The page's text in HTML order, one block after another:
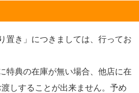
置き」につきましては、行ってお
特典の在庫が無い場合、他店に在
しすることが出来ません。予め